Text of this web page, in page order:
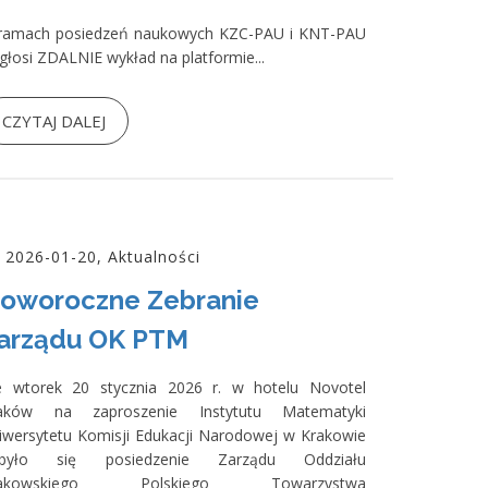
posiedzeń naukowych KZC-PAU i KNT-PAU
ZDALNIE wykład na platformie...
CZYTAJ DALEJ
2026-01-20, Aktualności
Zebranie
OK PTM
wtorek 20 stycznia 2026 r. w hotelu Novotel
na zaproszenie Instytutu Matematyki
Komisji Edukacji Narodowej w Krakowie
się posiedzenie Zarządu Oddziału
Polskiego Towarzystwa